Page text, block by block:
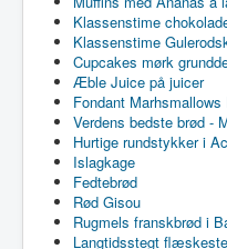
Klassenstime
Klassenstime
Cupcakes mørk
Æble Juice på juicer
Fondant Marhsmallows
Verdens bedste brød -
Hurtige rundstykker i
Islagkage
Fedtebrød
Rød Gisou
Rugmels franskbrød i
Langtidsstegt